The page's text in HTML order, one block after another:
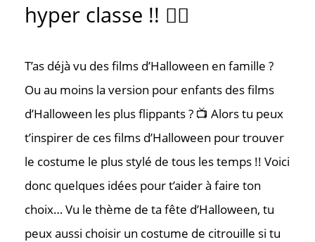
hyper classe !! 🧙‍♀️
T’as déjà vu des films d’Halloween en famille ?
Ou au moins la version pour enfants des films
d’Halloween les plus flippants ? 📺 Alors tu peux
t’inspirer de ces films d’Halloween pour trouver
le costume le plus stylé de tous les temps !! Voici
donc quelques idées pour t’aider à faire ton
choix… Vu le thème de ta fête d’Halloween, tu
peux aussi choisir un costume de citrouille si tu